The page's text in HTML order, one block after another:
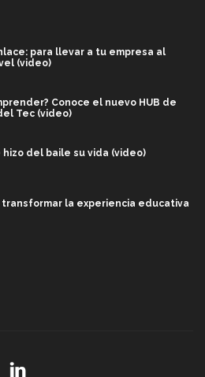
para llevar a tu empresa al
(video)
Conoce el nuevo HUB de
Tec (video)
hizo del baile su vida (video)
transformar la experiencia educativa